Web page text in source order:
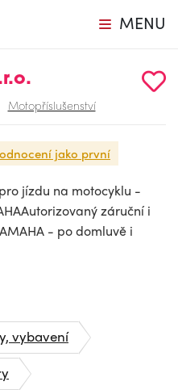
MENU
Motopříslušenství
jako první
jízdu na motocyklu -
záruční i
- po domluvě i
vybavení